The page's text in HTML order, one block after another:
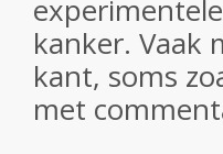
kanker. Vaak
kant, soms
met